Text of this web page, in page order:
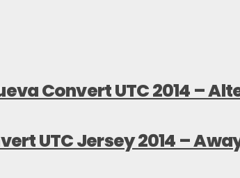
Convert UTC 2014 –
UTC Jersey 2014 –